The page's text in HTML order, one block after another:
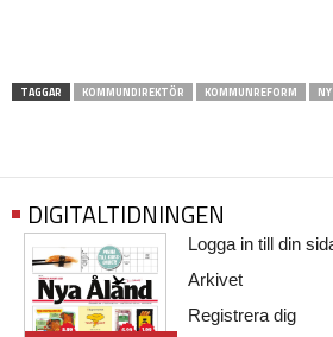
TAGGAR KOMMUNDIREKTÖR KOMMUNREFORM
DIGITALTIDNINGEN
Logga in till din
Arkivet
Registrera dig